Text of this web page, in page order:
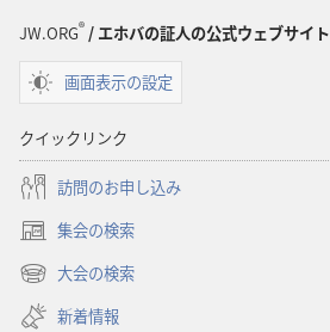
JW.ORG®/ エホバの証人の公式ウェブサイト
画面表示の設定
クイックリンク
訪問のお申し込み
集会の検索
（新
し
タ
大会の検索
（新
し
新着情報